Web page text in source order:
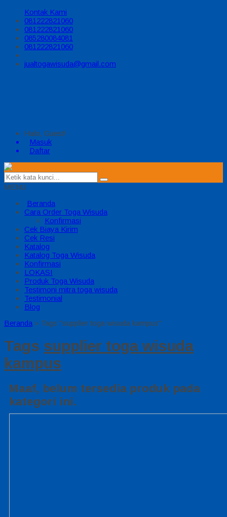
Kontak Kami
081222821060
081222821060
085280084081
081222821060
jualtogawisuda@gmail.com
Halo, Guest!
Masuk
Daftar
MENU
Beranda
Cara Order Toga Wisuda
Konfirmasi
Cek Biaya Kirim
Cek Resi
Katalog
Katalog Toga Wisuda
Konfirmasi
LOKASI
Produk Toga Wisuda
Testimoni mitra toga wisuda
Testimonial
Blog
Beranda » Tags "supplier toga wisuda kampus"
Tags supplier toga wisuda
kampus
Maaf, belum tersedia produk pada
kategori ini.